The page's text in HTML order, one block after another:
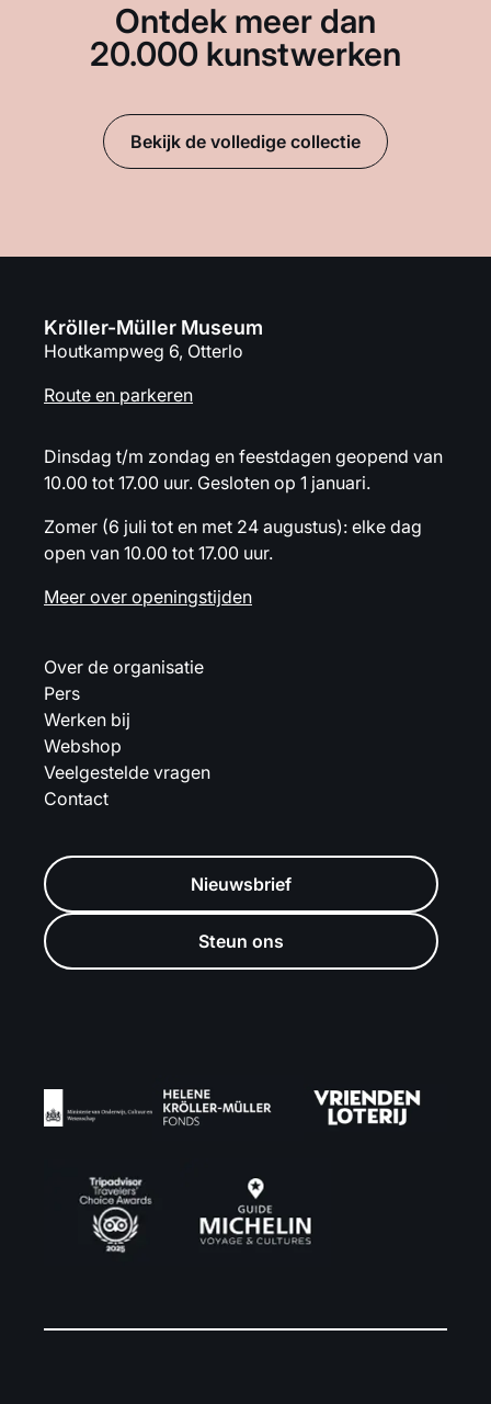
Ontdek meer dan
20.000 kunstwerken
Bekijk de volledige collectie
Kröller-Müller Museum
Houtkampweg 6, Otterlo
Route en parkeren
Dinsdag t/m zondag en feestdagen geopend van
10.00 tot 17.00 uur. Gesloten op 1 januari.
Zomer (6 juli tot en met 24 augustus): elke dag
open van 10.00 tot 17.00 uur.
Meer over openingstijden
Over de organisatie
Pers
Werken bij
Webshop
Veelgestelde vragen
Contact
Nieuwsbrief
Steun ons